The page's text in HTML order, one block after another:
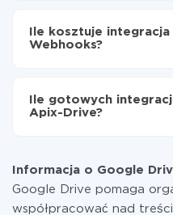
Google Drive do
od 5 do 30 minut.
minut.
Ile kosztuje
Webhooks?
Płacisz tylko za ilość
przekazywana z jednego
w razie potrzeby
informacji o taryfach.
Ile gotowych
Apix-Drive?
Informacja o Google
Google Drive pomaga
współpracować nad